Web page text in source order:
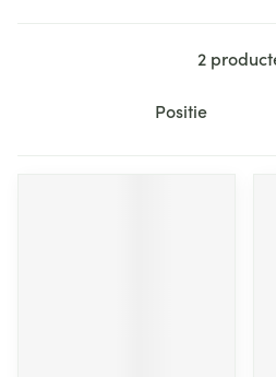
2
Sorteer op: